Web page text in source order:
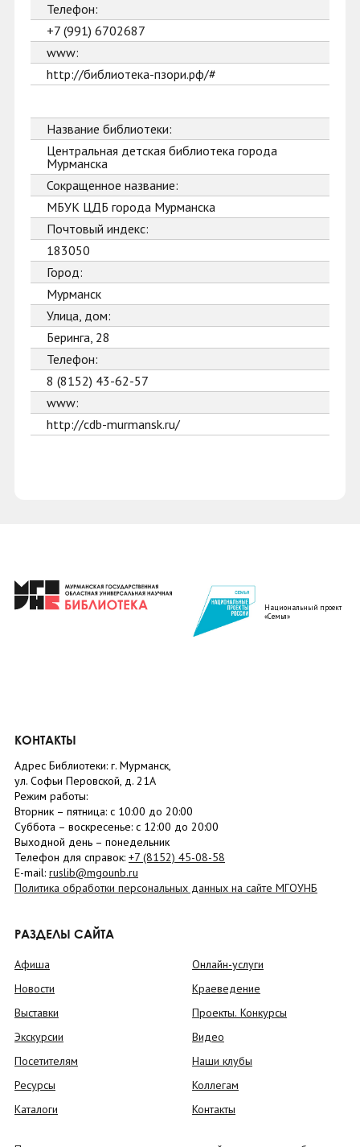
Телефон:
+7 (991) 6702687
www:
http://библиотека-пзори.рф/#
Название библиотеки:
Центральная детская библиотека города
Мурманска
Сокращенное название:
МБУК ЦДБ города Мурманска
Почтовый индекс:
183050
Город:
Мурманск
Улица, дом:
Беринга, 28
Телефон:
8 (8152) 43-62-57
www:
http://cdb-murmansk.ru/
Национальный проект
«Семья»
КОНТАКТЫ
Адрес Библиотеки: г. Мурманск,
ул. Софьи Перовской, д. 21А
Режим работы:
Вторник – пятница: с 10:00 до 20:00
Суббота – воскресенье: c 12:00 до 20:00
Выходной день – понедельник
Телефон для справок: +7 (8152) 45-08-58
E-mail: ruslib@mgounb.ru
Политика обработки персональных данных на сайте МГОУНБ
РАЗДЕЛЫ САЙТА
Афиша
Новости
Выставки
Экскурсии
Посетителям
Ресурсы
Каталоги
Онлайн-услуги
Краеведение
Проекты. Конкурсы
Видео
Наши клубы
Коллегам
Контакты